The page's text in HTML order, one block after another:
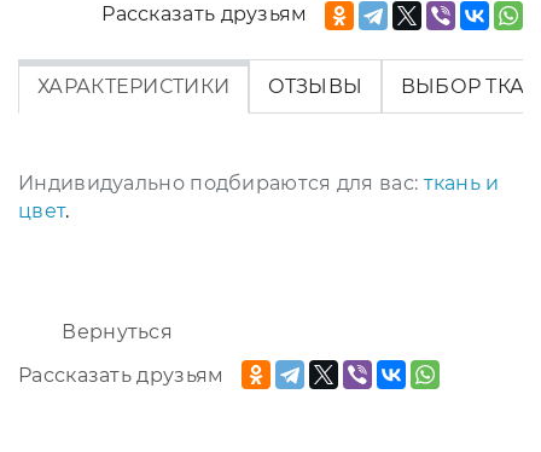
Рассказать друзьям
ХАРАКТЕРИСТИКИ ОТЗЫВЫ ВЫБОР
Индивидуально подбираются для вас: ткань и
цвет.
Вернуться
Рассказать друзьям